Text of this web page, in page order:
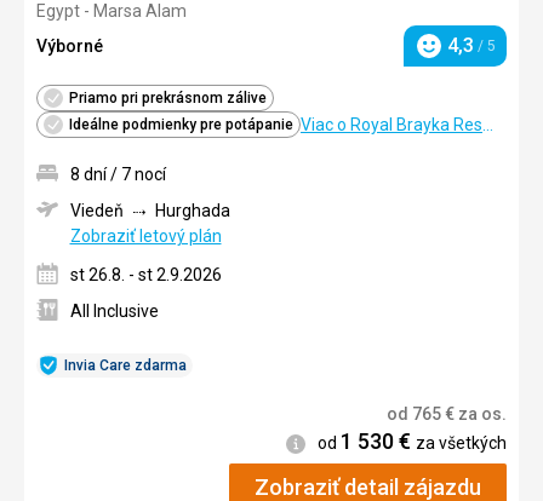
Egypt - Marsa Alam
Výborné
Hodnotenie
4,3 / 5
Priamo pri prekrásnom zálive
Ideálne podmienky pre potápanie
Viac o Royal Brayka Resort
Invia Care zdarma
8 dní / 7 nocí
Viedeň
Hurghada
Zobraziť letový plán
st 26.8. - st 2.9.2026
All Inclusive
od 765€ za os.
Informácie
od 1 530€ za všetkých
Zobraziť detail zájazdu